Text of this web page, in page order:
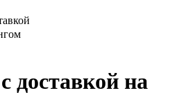
доставкой на